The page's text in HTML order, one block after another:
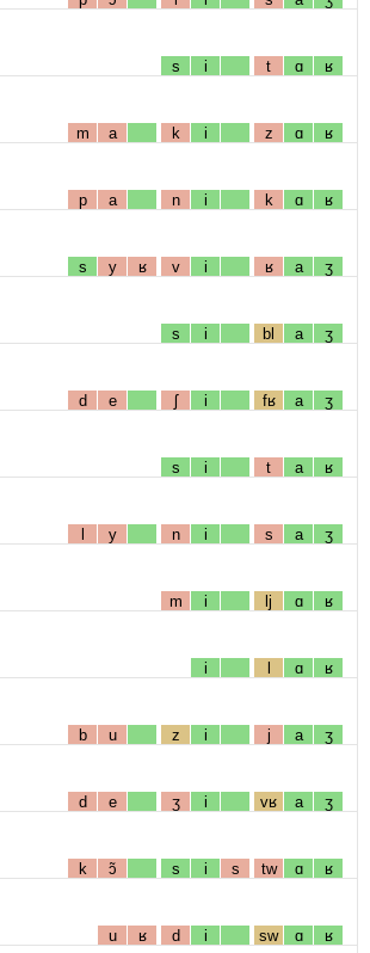
s i t ɑ ʁ
m a k i z ɑ ʁ
p a n i k ɑ ʁ
s y ʁ v i ʁ a ʒ
s i bl a ʒ
d e ʃ i fʁ a ʒ
s i t a ʁ
l y n i s a ʒ
m i lj ɑ ʁ
i l ɑ ʁ
b u z i j a ʒ
d e ʒ i vʁ a ʒ
k ɔ̃ s i s tw ɑ ʁ
u ʁ d i sw ɑ ʁ